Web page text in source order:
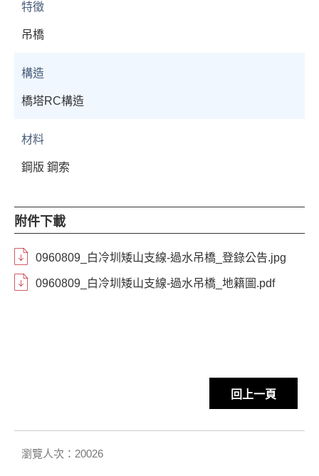
特徵
吊橋
構造
橋塔RC構造
材料
鋼版 鋼索
附件下載
0960809_白冷圳矮山支線-過水吊橋_登錄公告.jpg
0960809_白冷圳矮山支線-過水吊橋_地籍圖.pdf
回上一頁
瀏覽人次：20026